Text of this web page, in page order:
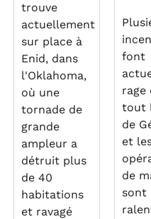
trouve
actuellement
sur place à
Enid, dans
l'Oklahoma,
où une
tornade de
grande
ampleur a
détruit plus
de 40
habitations
et ravagé
font
rage
tout
de
et
de
sont